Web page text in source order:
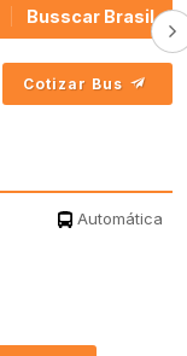
Busscar Brasil
Cotizar Bus
Automática